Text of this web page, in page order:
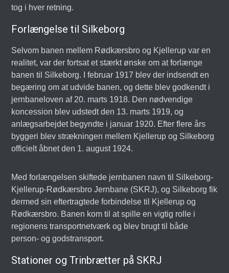
tog i hver retning.
Forlængelse til Silkeborg
Selvom banen mellem Rødkærsbro og Kjellerup var en
realitet, var der fortsat et stærkt ønske om at forlænge
banen til Silkeborg. I februar 1917 blev der indsendt en
begæring om at udvide banen, og dette blev godkendt i
jernbaneloven af 20. marts 1918. Den nødvendige
koncession blev udstedt den 13. marts 1919, og
anlægsarbejdet begyndte i januar 1920. Efter flere års
byggeri blev strækningen mellem Kjellerup og Silkeborg
officielt åbnet den 1. august 1924.
Med forlængelsen skiftede jernbanen navn til Silkeborg-
Kjellerup-Rødkærsbro Jernbane (SKRJ), og Silkeborg fik
dermed sin eftertragtede forbindelse til Kjellerup og
Rødkærsbro. Banen kom til at spille en vigtig rolle i
regionens transportnetværk og blev brugt til både
person- og godstransport.
Stationer og Trinbrætter på SKRJ